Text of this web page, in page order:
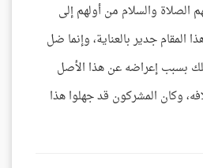
الصلاة والسلام من أولهم إلى
المقام جدير بالعناية، وإنما ضل
بسبب إعراضه عن هذا الأصل
وكان المشركون قد جهلوا هذا